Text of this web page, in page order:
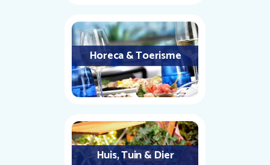
Horeca & Toerisme
Huis, Tuin & Dier